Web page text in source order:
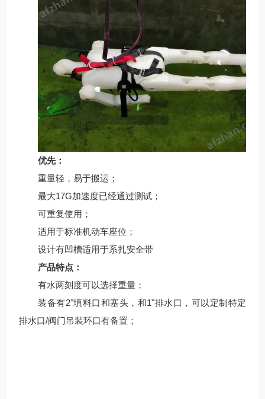
优先：
重量轻，易于搬运；
最大17G加速度已经通过测试；
可重复使用；
适用于标准机动车座位；
设计有凹槽适用于系扎安全带
产品特点：
有水两刻度可以选择重量；
装备有2"填料口和塞头，和1"排水口，可以定制特定
排水口/阀门吊装环口有备置；